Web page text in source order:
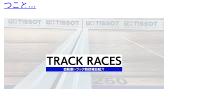
つこと…